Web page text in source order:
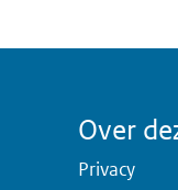
Over
Privacy